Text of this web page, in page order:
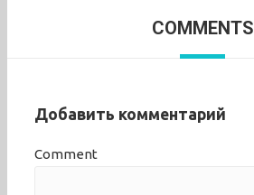
COMMENTS
Добавить комментарий
Comment